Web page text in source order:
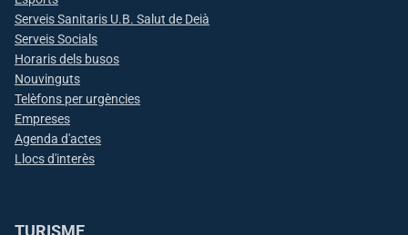
Serveis Sanitaris U.B. Salut de Deià
Serveis Socials
Horaris dels busos
Nouvinguts
Telèfons per urgències
Empreses
Agenda d'actes
Llocs d'interès
TURISME